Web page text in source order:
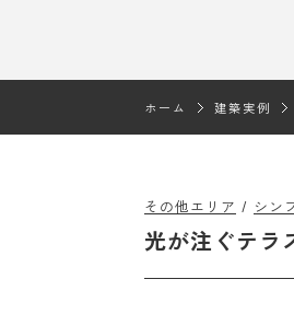
ホーム 建築実例
その他エリア シン
光が注ぐテラ